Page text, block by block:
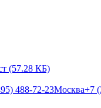
(57.28 КБ)
488-72-23Москва+7